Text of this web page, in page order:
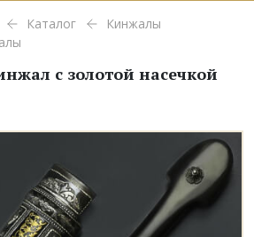
Каталог
Кинжалы
с золотой насечкой